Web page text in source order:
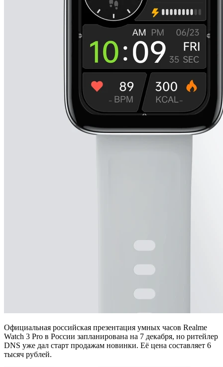
Официальная российская презентация умных часов Realme
Watch 3 Pro в России запланирована на 7 декабря, но ритейлер
DNS уже дал старт продажам новинки. Её цена составляет 6
тысяч рублей.